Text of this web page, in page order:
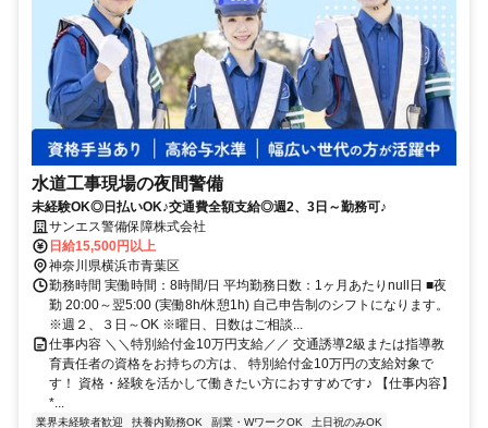
水道工事現場の夜間警備
未経験OK◎日払いOK♪交通費全額支給◎週2、3日～勤務可♪
サンエス警備保障株式会社
日給15,500円以上
神奈川県横浜市青葉区
勤務時間 実働時間：8時間/日 平均勤務日数：1ヶ月あたりnull日 ■夜
勤 20:00～翌5:00 (実働8h/休憩1h) 自己申告制のシフトになります。
※週２、３日～OK ※曜日、日数はご相談...
仕事内容 ＼＼特別給付金10万円支給／／ 交通誘導2級または指導教
育責任者の資格をお持ちの方は、 特別給付金10万円の支給対象で
す！ 資格・経験を活かして働きたい方におすすめです♪ 【仕事内容】
*...
業界未経験者歓迎 扶養内勤務OK 副業・WワークOK 土日祝のみOK